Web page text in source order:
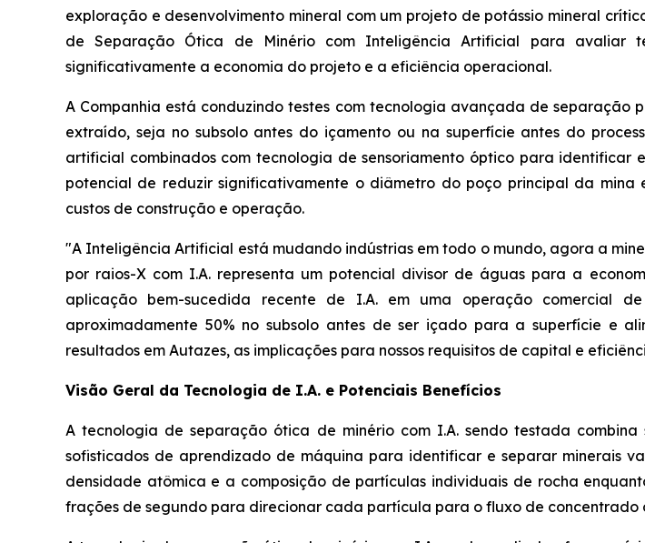
exploração e desenvolvimento mineral com um projeto de potássio mineral
de Separação Ótica de Minério com Inteligência Artificial para avaliar
significativamente a economia do projeto e a eficiência operacional.
A Companhia está conduzindo testes com tecnologia avançada de separação
extraído, seja no subsolo antes do içamento ou na superfície antes do
artificial combinados com tecnologia de sensoriamento óptico para
potencial de reduzir significativamente o diâmetro do poço principal da
custos de construção e operação.
"A Inteligência Artificial está mudando indústrias em todo o mundo, agora a
por raios-X com I.A. representa um potencial divisor de águas para a
aplicação bem-sucedida recente de I.A. em uma operação comercial
aproximadamente 50% no subsolo antes de ser içado para a superfície e
resultados em Autazes, as implicações para nossos requisitos de capital e
Visão Geral da Tecnologia de I.A. e Potenciais Benefícios
A tecnologia de separação ótica de minério com I.A. sendo testada
sofisticados de aprendizado de máquina para identificar e separar minerais
densidade atômica e a composição de partículas individuais de rocha
frações de segundo para direcionar cada partícula para o fluxo de concentrado